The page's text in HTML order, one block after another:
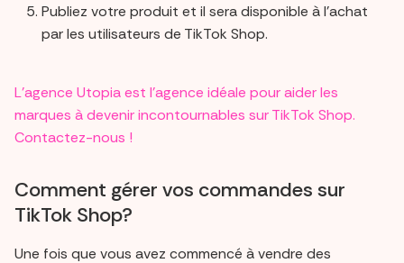
Publiez votre produit et il sera disponible à l'achat
par les utilisateurs de TikTok Shop.
L’agence Utopia est l’agence idéale pour aider les
marques à devenir incontournables sur TikTok Shop.
Contactez-nous !
Comment gérer vos commandes sur
TikTok Shop?
Une fois que vous avez commencé à vendre des